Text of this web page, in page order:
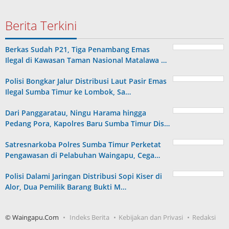
Berita Terkini
Berkas Sudah P21, Tiga Penambang Emas
Ilegal di Kawasan Taman Nasional Matalawa …
Polisi Bongkar Jalur Distribusi Laut Pasir Emas
Ilegal Sumba Timur ke Lombok, Sa…
Dari Panggaratau, Ningu Harama hingga
Pedang Pora, Kapolres Baru Sumba Timur Dis…
Satresnarkoba Polres Sumba Timur Perketat
Pengawasan di Pelabuhan Waingapu, Cega…
Polisi Dalami Jaringan Distribusi Sopi Kiser di
Alor, Dua Pemilik Barang Bukti M…
© Waingapu.Com Indeks Berita Kebijakan dan Privasi Redaksi